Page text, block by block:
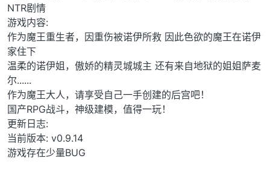
NTR剧情
游戏内容:
作为魔王重生者，因重伤被诺伊所救 因此色欲的魔王在诺伊
家住下
温柔的诺伊姐，傲娇的精灵城城主 还有来自地狱的姐姐萨麦
尔......
作为魔王大人，请享受自己一手创建的后宫吧！
国产RPG战斗，神级建模，值得一玩！
更新日志:
当前版本: v0.9.14
游戏存在少量BUG